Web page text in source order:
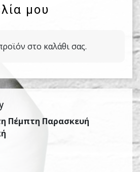
μου
στο καλάθι σας.
Πέμπτη Παρασκευή